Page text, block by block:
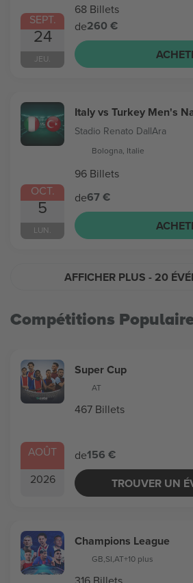
SEPT.
24
JEU.
68 Billets
de260 €
OCT.
5
LUN.
Italy vs Turkey Men's
Stadio Renato DallAra
Bologna, Italie
96 Billets
de67 €
AFFICHER PLUS - 20
Compétitions
AOÛT
2026
Super Cup
AT
467 Billets
de156 €
TROUVER UN
Champions League
GB,SI,AT+10 plus